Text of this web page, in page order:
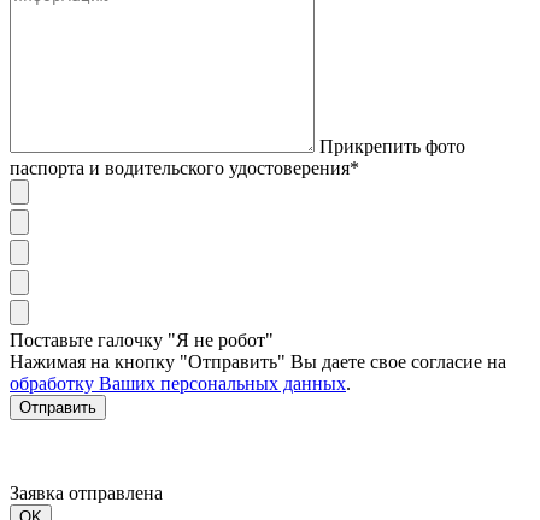
Прикрепить фото
паспорта и водительского удостоверения*
Поставьте галочку "Я не робот"
Нажимая на кнопку "Отправить" Вы даете свое согласие на
обработку Ваших персональных данных.
Отправить
Заявка отправлена